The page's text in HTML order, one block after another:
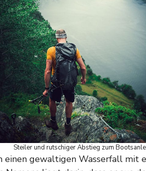
Steiler und rutschiger Abstieg zum
einen gewaltigen Wasserfall mit